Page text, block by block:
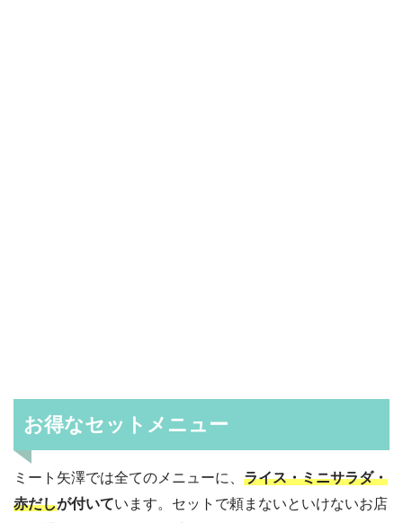
お得なセットメニュー
ミート矢澤では全てのメニューに、 ライス・ミニサラダ・
赤だしが付いています。セットで頼まないといけないお店